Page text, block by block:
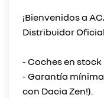
¡Bienvenidos a
Distribuidor
- Coches en
- Garantía mínima
con Dacia Zen!).